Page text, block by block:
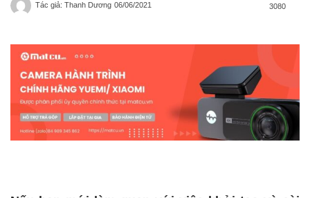
Tác giả: Thanh Dương 06/06/2021 3080